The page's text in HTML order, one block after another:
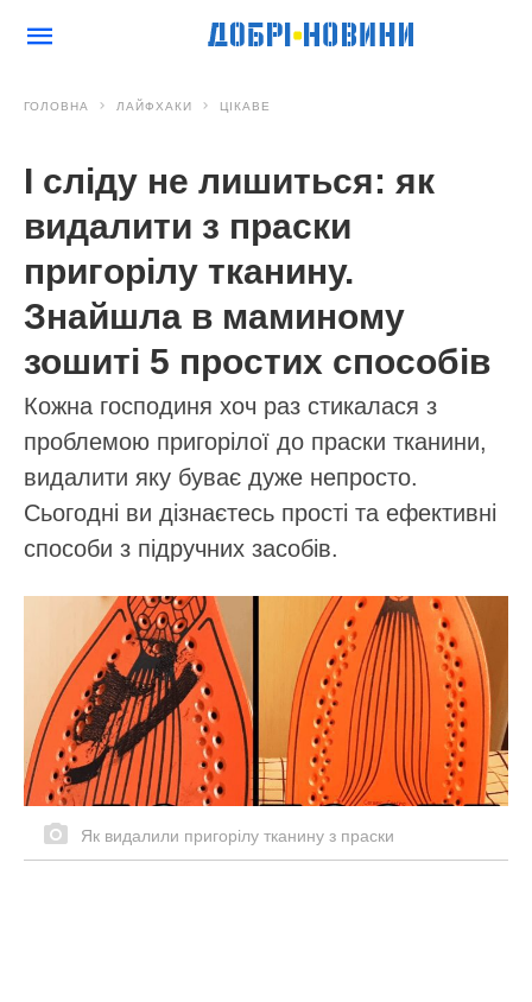
ГОЛОВНА ЛАЙФХАКИ ЦІКАВЕ
І сліду не лишиться: як
видалити з праски
пригорілу тканину.
Знайшла в маминому
зошиті 5 простих способів
Кожна господиня хоч раз стикалася з
проблемою пригорілої до праски тканини,
видалити яку буває дуже непросто.
Сьогодні ви дізнаєтесь прості та ефективні
способи з підручних засобів.
Як видалили пригорілу тканину з праски